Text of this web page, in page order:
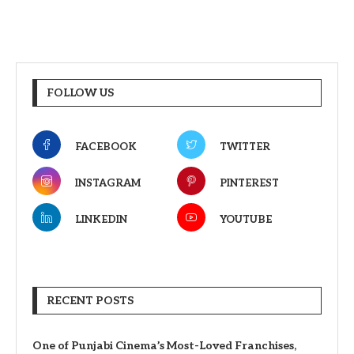
FOLLOW US
FACEBOOK TWITTER
INSTAGRAM PINTEREST
LINKEDIN YOUTUBE
RECENT POSTS
One of Punjabi Cinema’s Most-Loved Franchises,